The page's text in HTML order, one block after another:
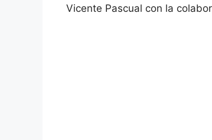
Vicente Pascual con la